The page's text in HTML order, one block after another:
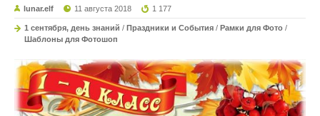
lunar.elf 11 августа 2018 1 177
1 сентября, день знаний / Праздники и События / Рамки для Фото /
Шаблоны для Фотошоп